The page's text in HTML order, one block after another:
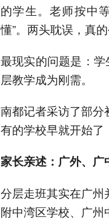
的学生。老师按中
懂”。两头耽误，真
最现实的问题是：学
层教学成为刚需。
南都记者采访了部
有的学校早就开始了
家长亲述：广外、广
分层走班其实在广
附中湾区学校、广